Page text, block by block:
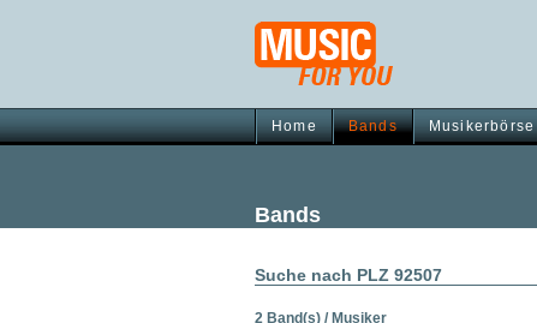
Home Bands Musikerbörse
Bands
Suche nach PLZ 92507
2 Band(s) / Musiker